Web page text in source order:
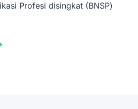
Profesi disingkat (BNSP)